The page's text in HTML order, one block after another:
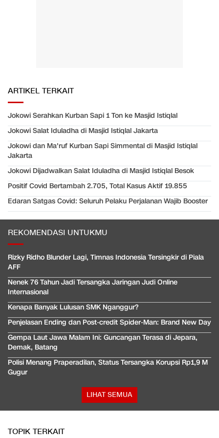
ARTIKEL TERKAIT
Jokowi Serahkan Kurban Sapi 1 Ton ke Masjid Istiqlal
Jokowi Salat Iduladha di Masjid Istiqlal Jakarta
Jokowi dan Ma'ruf Kurban Sapi Simmental di Masjid Istiqlal
Jakarta
Jokowi Dijadwalkan Salat Iduladha di Masjid Istiqlal Besok
Positif Covid Bertambah 2.705, Total Kasus Aktif 19.855
Edaran Satgas Covid: Seluruh Pelaku Perjalanan Wajib Booster
REKOMENDASI UNTUKMU
Rizky Ridho Blunder Lagi, Timnas Indonesia Tersingkir di Piala
AFF
Nenek 76 Tahun Jadi Tersangka Jaringan Judi Online
Internasional
Kenapa Banyak Lulusan SMK Nganggur?
Penjelasan Ending dan Post-credit Spider-Man: Brand New Day
Gempa Laut Jawa Malam Ini: Guncangan Terasa di Jepara,
Demak, Batang
Polisi Menang Praperadilan, Status Tersangka Korupsi Rp1,9 M
Gugur
LIHAT SEMUA
TOPIK TERKAIT